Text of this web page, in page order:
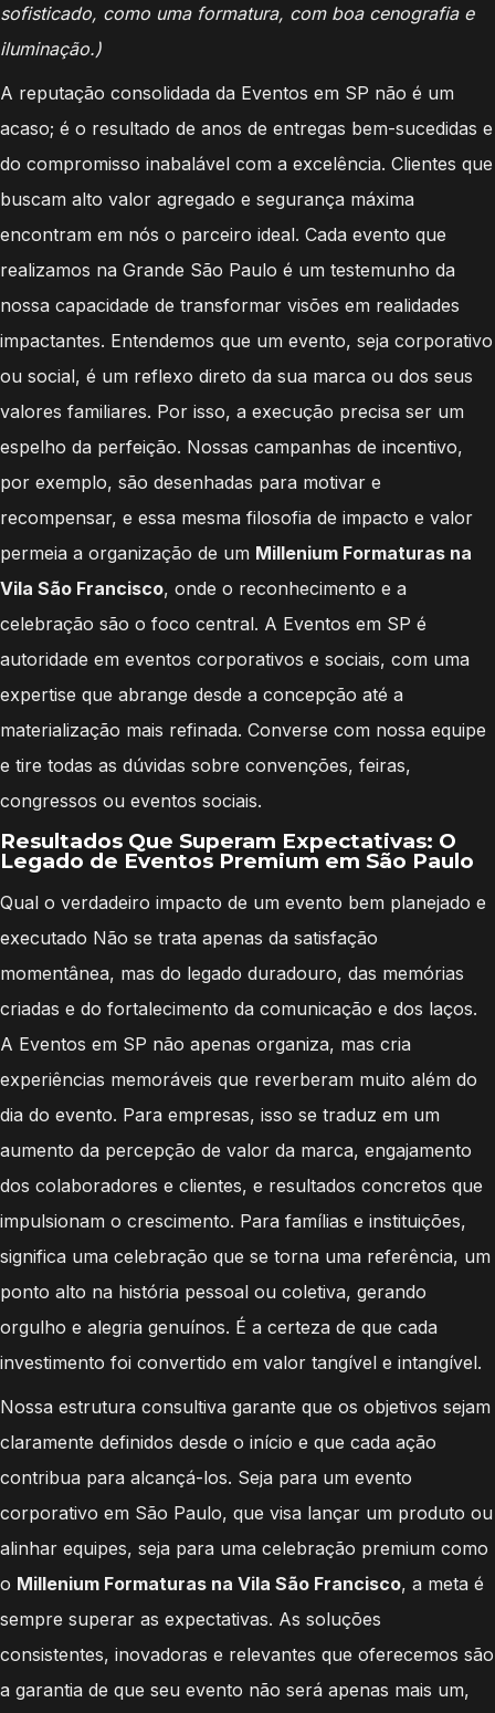
sofisticado, como uma formatura, com boa cenografia e
iluminação.)
A reputação consolidada da Eventos em SP não é um
acaso; é o resultado de anos de entregas bem-sucedidas e
do compromisso inabalável com a excelência. Clientes que
buscam alto valor agregado e segurança máxima
encontram em nós o parceiro ideal. Cada evento que
realizamos na Grande São Paulo é um testemunho da
nossa capacidade de transformar visões em realidades
impactantes. Entendemos que um evento, seja corporativo
ou social, é um reflexo direto da sua marca ou dos seus
valores familiares. Por isso, a execução precisa ser um
espelho da perfeição. Nossas campanhas de incentivo,
por exemplo, são desenhadas para motivar e
recompensar, e essa mesma filosofia de impacto e valor
permeia a organização de um Millenium Formaturas na
Vila São Francisco, onde o reconhecimento e a
celebração são o foco central. A Eventos em SP é
autoridade em eventos corporativos e sociais, com uma
expertise que abrange desde a concepção até a
materialização mais refinada. Converse com nossa equipe
e tire todas as dúvidas sobre convenções, feiras,
congressos ou eventos sociais.
Resultados Que Superam Expectativas: O
Legado de Eventos Premium em São Paulo
Qual o verdadeiro impacto de um evento bem planejado e
executado Não se trata apenas da satisfação
momentânea, mas do legado duradouro, das memórias
criadas e do fortalecimento da comunicação e dos laços.
A Eventos em SP não apenas organiza, mas cria
experiências memoráveis que reverberam muito além do
dia do evento. Para empresas, isso se traduz em um
aumento da percepção de valor da marca, engajamento
dos colaboradores e clientes, e resultados concretos que
impulsionam o crescimento. Para famílias e instituições,
significa uma celebração que se torna uma referência, um
ponto alto na história pessoal ou coletiva, gerando
orgulho e alegria genuínos. É a certeza de que cada
investimento foi convertido em valor tangível e intangível.
Nossa estrutura consultiva garante que os objetivos sejam
claramente definidos desde o início e que cada ação
contribua para alcançá-los. Seja para um evento
corporativo em São Paulo, que visa lançar um produto ou
alinhar equipes, seja para uma celebração premium como
o Millenium Formaturas na Vila São Francisco, a meta é
sempre superar as expectativas. As soluções
consistentes, inovadoras e relevantes que oferecemos são
a garantia de que seu evento não será apenas mais um,